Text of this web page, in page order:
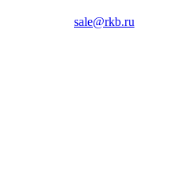
sale@rkb.ru